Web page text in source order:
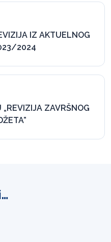
IZ AKTUELNOG
2024
„REVIZIJA ZAVRŠNOG